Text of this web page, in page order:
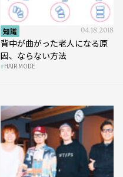
知識 04.18.2018
背中が曲がった老人になる原
因、ならない方法
HAIR MODE